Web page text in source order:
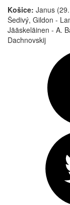
Košice: Janus
Šedivý, Gildon -
Jääskeläinen - A.
Dachnovskij